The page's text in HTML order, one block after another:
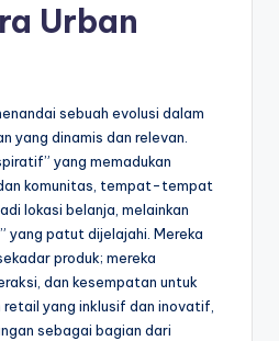
Urban
sebuah evolusi dalam
yang dinamis dan relevan.
yang memadukan
komunitas, tempat-tempat
lokasi belanja, melainkan
yang patut dijelajahi. Mereka
produk; mereka
dan kesempatan untuk
retail yang inklusif dan inovatif,
sebagai bagian dari